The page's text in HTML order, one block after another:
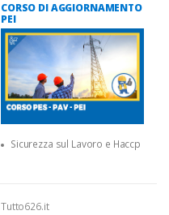
CORSO DI AGGIORNAMENTO
PEI
Sicurezza sul Lavoro e Haccp
Tutto626.it